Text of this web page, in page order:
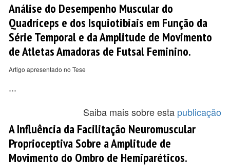
Análise do Desempenho Muscular do
Quadríceps e dos Isquiotibiais em Função da
Série Temporal e da Amplitude de Movimento
de Atletas Amadoras de Futsal Feminino.
Artigo apresentado no Tese
...
Saiba mais sobre esta publicação
A Influência da Facilitação Neuromuscular
Proprioceptiva Sobre a Amplitude de
Movimento do Ombro de Hemiparéticos.